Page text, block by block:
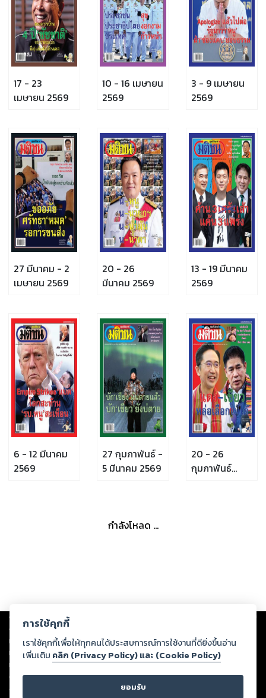
17 - 23
เมษายน 2569
10 - 16 เมษายน
2569
3 - 9 เมษายน
2569
27 มีนาคม - 2
เมษายน 2569
20 - 26
มีนาคม 2569
13 - 19 มีนาคม
2569
6 - 12 มีนาคม
2569
27 กุมภาพันธ์ -
5 มีนาคม 2569
20 - 26
กุมภาพันธ์
กำลังโหลด ...
Copyright © 2026
ต่อผลงานหรือเนื้อหาใดที่อัปโหลดผ่านเว็บไซต์และปรากฏว่าละเมิดสิทธิใน
ทรัพย์สินทางปัญญาของบุคคลอื่นหรือขัดต่อกฎหมายและศีลธรรม ดังนั้น ผู้อ่าน
ทุกท่านโปรดใช้วิจารณญาณในการกลั่นกรองด้วยตนเอง และหากท่านพบว่าส่วน
หนึ่งส่วนใดขัดต่อกฎหมายและศีลธรรม กรุณาแจ้งมายังบริษัท เพื่อทีมงานจะได้
ดำเนินการในทันที ทั้งนี้ ทางสตอรี่ล็อกขอสงวนลิขสิทธิ์ตามพระราชบัญญัติ
ลิขสิทธิ์ พ.ศ. 2537 (ฉบับล่าสุด)
การใช้คุกกี้
เราใช้คุกกี้เพื่อให้ทุกคนได้ประสบการณ์การใช้งานที่ดียิ่งขึ้นอ่าน
เพิ่มเติม คลิก (Privacy Policy) และ (Cookie Policy)
ยอมรับ